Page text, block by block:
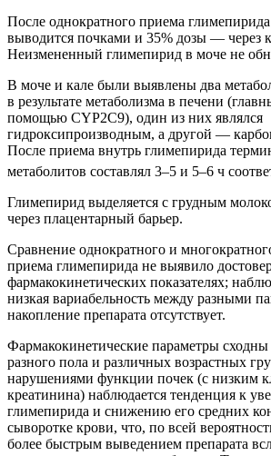
После однократного приема
выводится почками и 35% дозы — через
Неизмененный глимепирид в моче не
В моче и кале были выявлены два
в результате метаболизма в печени
помощью CYP2C9), один из них являлся
гидроксипроизводным, а другой —
После приема внутрь глимепирида
метаболитов составлял 3–5 и 5–6 ч
Глимепирид выделяется с грудным
через плацентарный барьер.
Сравнение однократного и
приема глимепирида не выявило
фармакокинетических показателях;
низкая вариабельность между разными
накопление препарата отсутствует.
Фармакокинетические параметры сходны
разного пола и различных возрастных
нарушениями функции почек (с низким
креатинина) наблюдается тенденция к
глимепирида и снижению его средних
сыворотке крови, что, по всей
более быстрым выведением препарата